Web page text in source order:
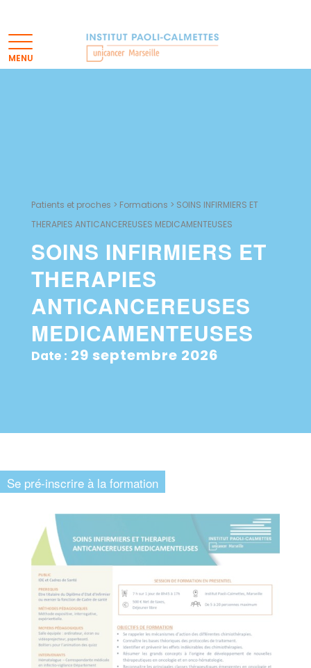
Patients et proches > Formations > SOINS INFIRMIERS ET
THERAPIES ANTICANCEREUSES MEDICAMENTEUSES
SOINS INFIRMIERS ET
THERAPIES
ANTICANCEREUSES
MEDICAMENTEUSES
Date : 29 septembre 2026
Se pré-inscrire à la formation